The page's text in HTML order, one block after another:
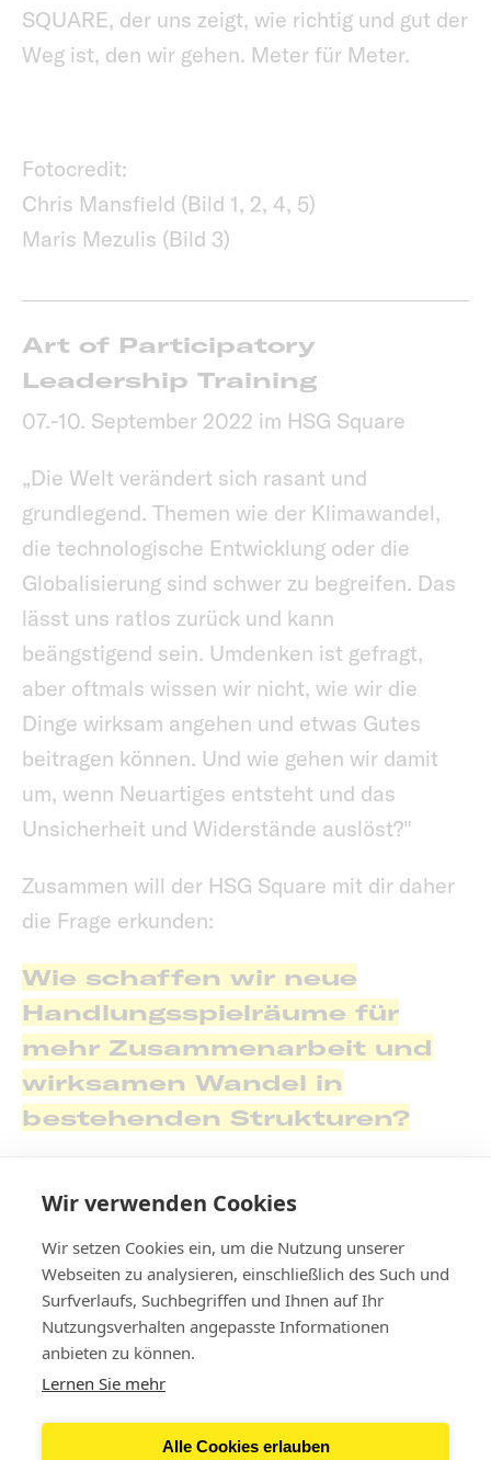
Wir verwenden Cookies
Wir setzen Cookies ein, um die Nutzung unserer
Webseiten zu analysieren, einschließlich des Such und
Surfverlaufs, Suchbegriffen und Ihnen auf Ihr
Nutzungsverhalten angepasste Informationen
anbieten zu können.
Lernen Sie mehr
Alle Cookies erlauben
Art of Participatory
Leadership Training
07.-10. September 2022 im HSG Square
„Die Welt verändert sich rasant und
grundlegend. Themen wie der Klimawandel,
die technologische Entwicklung oder die
Globalisierung sind schwer zu begreifen. Das
lässt uns ratlos zurück und kann
beängstigend sein. Umdenken ist gefragt,
aber oftmals wissen wir nicht, wie wir die
Dinge wirksam angehen und etwas Gutes
beitragen können. Und wie gehen wir damit
um, wenn Neuartiges entsteht und das
Unsicherheit und Widerstände auslöst?"
Zusammen will der HSG Square mit dir daher
die Frage erkunden:
Wie schaffen wir neue
Handlungsspielräume für
mehr Zusammenarbeit und
wirksamen Wandel in
bestehenden Strukturen?
SQUARE, der uns zeigt, wie richtig und gut der
Weg ist, den wir gehen. Meter für Meter.
Fotocredit:
Chris Mansfield (Bild 1, 2, 4, 5)
Maris Mezulis (Bild 3)
Kontakt